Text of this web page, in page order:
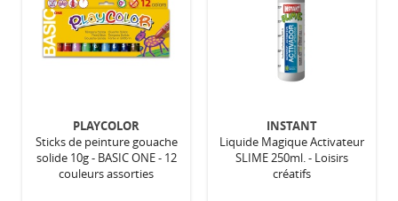
PLAYCOLOR
Sticks de peinture gouache
solide 10g - BASIC ONE - 12
couleurs assorties
INSTANT
Liquide Magique Activateur
SLIME 250ml. - Loisirs
créatifs